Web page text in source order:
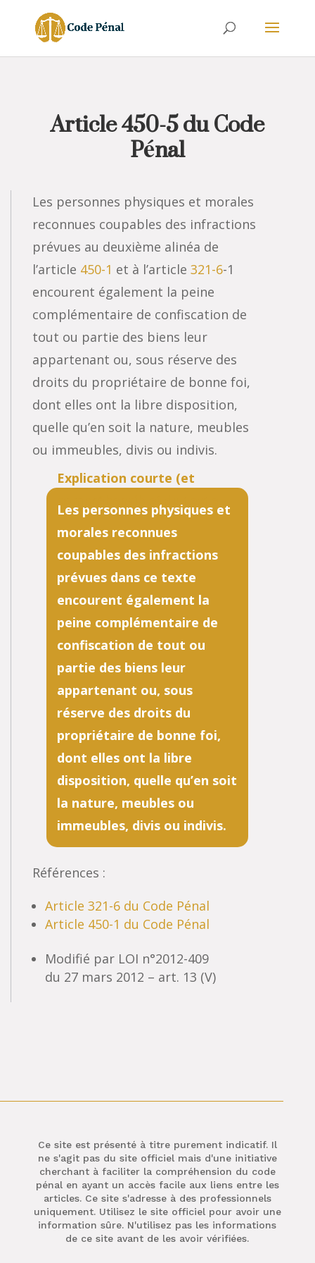
Article 450-5 du Code
Pénal
Les personnes physiques et morales
reconnues coupables des infractions
prévues au deuxième alinéa de
l’article 450-1 et à l’article 321-6-1
encourent également la peine
complémentaire de confiscation de
tout ou partie des biens leur
appartenant ou, sous réserve des
droits du propriétaire de bonne foi,
dont elles ont la libre disposition,
quelle qu’en soit la nature, meubles
ou immeubles, divis ou indivis.
Les personnes physiques et
morales reconnues
coupables des infractions
prévues dans ce texte
encourent également la
peine complémentaire de
confiscation de tout ou
partie des biens leur
appartenant ou, sous
réserve des droits du
propriétaire de bonne foi,
dont elles ont la libre
disposition, quelle qu’en soit
la nature, meubles ou
immeubles, divis ou indivis.
Références :
Article 321-6 du Code Pénal
Article 450-1 du Code Pénal
Modifié par LOI n°2012-409
du 27 mars 2012 – art. 13 (V)
Ce site est présenté à titre purement indicatif. Il
ne s'agit pas du site officiel mais d'une initiative
cherchant à faciliter la compréhension du code
pénal en ayant un accès facile aux liens entre les
articles. Ce site s'adresse à des professionnels
uniquement. Utilisez le site officiel pour avoir une
information sûre. N'utilisez pas les informations
de ce site avant de les avoir vérifiées.